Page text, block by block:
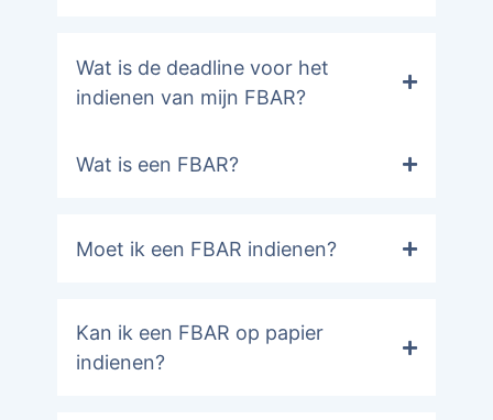
Wat is de deadline voor het
indienen van mijn FBAR?
Wat is een FBAR?
Moet ik een FBAR indienen?
Kan ik een FBAR op papier
indienen?